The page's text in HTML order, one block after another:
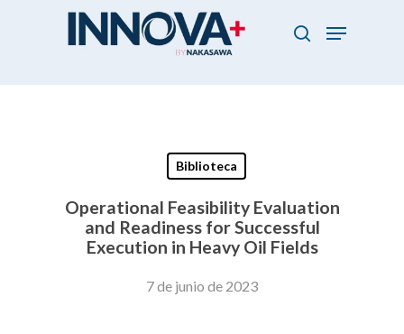
search
Menu
Biblioteca
Operational Feasibility Evaluation
and Readiness for Successful
Execution in Heavy Oil Fields
7 de junio de 2023